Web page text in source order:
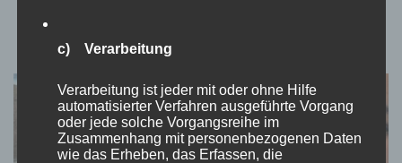
c) Verarbeitung
Verarbeitung ist jeder mit oder ohne Hilfe
automatisierter Verfahren ausgeführte Vorgang
oder jede solche Vorgangsreihe im
Zusammenhang mit personenbezogenen Daten
wie das Erheben, das Erfassen, die